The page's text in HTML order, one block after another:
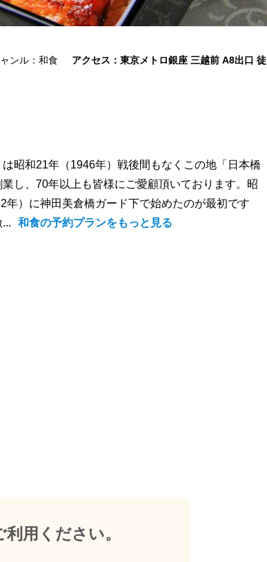
ンル：和食
アクセス：東京メトロ銀座 三越前 A8出口 徒
は昭和21年（1946年）戦後間もなくこの地「日本橋
し、70年以上も皆様にご愛顧頂いております。昭
年）に神田美倉橋ガード下で始めたのが最初です
和食の予約プランをもっと見る
用ください。